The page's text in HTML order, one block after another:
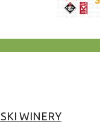
WINERY